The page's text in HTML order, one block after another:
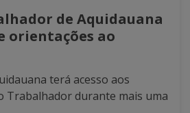
de Aquidauana
orientações ao
terá acesso aos
Trabalhador durante mais uma